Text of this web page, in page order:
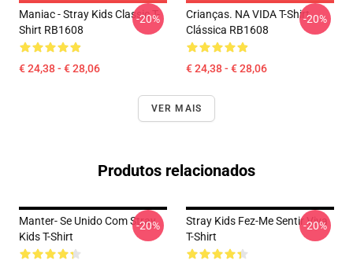
Maniac - Stray Kids Classic T-
Shirt RB1608
€ 24,38 - € 28,06
-20%
Crianças. NA VIDA T-Shirt
Clássica RB1608
€ 24,38 - € 28,06
-20%
VER MAIS
Produtos relacionados
Manter- Se Unido Com Stray
Kids T-Shirt
-20%
Stray Kids Fez-Me Sentir Viva
T-Shirt
-20%